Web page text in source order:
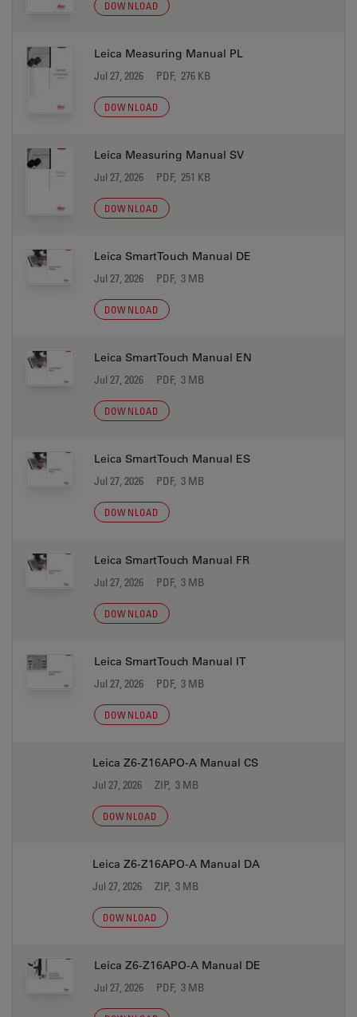
DOWNLOAD
Leica Measuring Manual PL
Jul 27, 2026 PDF, 276 KB
DOWNLOAD
Leica Measuring Manual SV
Jul 27, 2026 PDF, 251 KB
DOWNLOAD
Leica SmartTouch Manual DE
Jul 27, 2026 PDF, 3 MB
DOWNLOAD
Leica SmartTouch Manual EN
Jul 27, 2026 PDF, 3 MB
DOWNLOAD
Leica SmartTouch Manual ES
Jul 27, 2026 PDF, 3 MB
DOWNLOAD
Leica SmartTouch Manual FR
Jul 27, 2026 PDF, 3 MB
DOWNLOAD
Leica SmartTouch Manual IT
Jul 27, 2026 PDF, 3 MB
DOWNLOAD
Leica Z6-Z16APO-A Manual CS
Jul 27, 2026 ZIP, 3 MB
DOWNLOAD
Leica Z6-Z16APO-A Manual DA
Jul 27, 2026 ZIP, 3 MB
DOWNLOAD
Leica Z6-Z16APO-A Manual DE
Jul 27, 2026 PDF, 3 MB